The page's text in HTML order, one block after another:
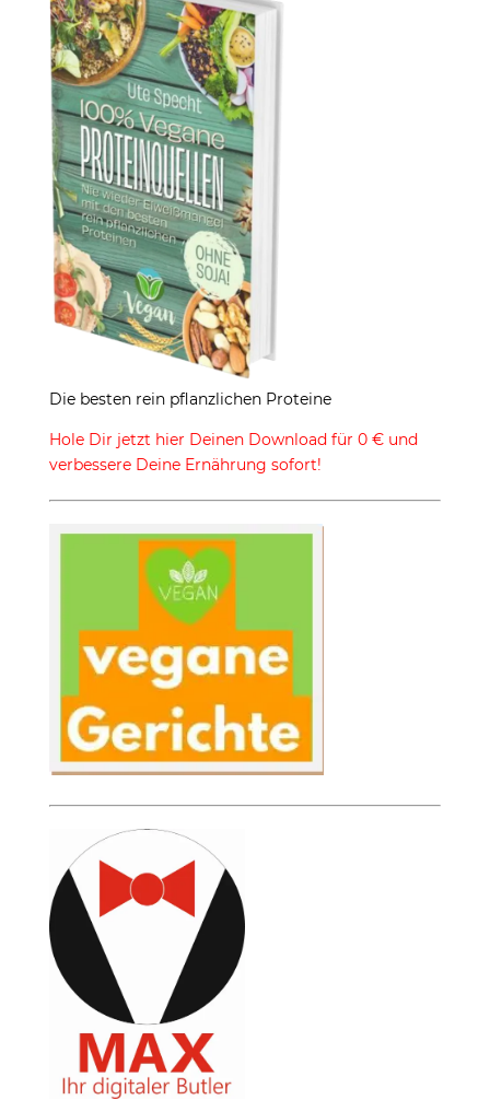
Die besten rein pflanzlichen Proteine
Hole Dir jetzt hier Deinen Download für 0 € und
verbessere Deine Ernährung sofort!